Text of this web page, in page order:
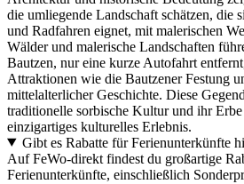
die umliegende Landschaft schätzen, die
und Radfahren eignet, mit malerischen
Wälder und malerische Landschaften
Bautzen, nur eine kurze Autofahrt
Attraktionen wie die Bautzener Festung
mittelalterlicher Geschichte. Diese
traditionelle sorbische Kultur und ihr
einzigartiges kulturelles Erlebnis.
Gibt es Rabatte für Ferienunterkünfte
Auf FeWo-direkt findest du großartige
Ferienunterkünfte, einschließlich